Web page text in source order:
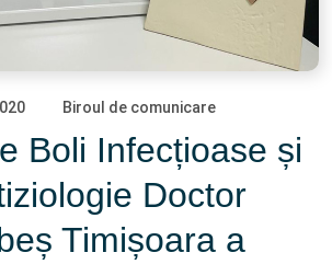
Biroul de comunicare
Boli Infecțioase și
Doctor
Timișoara a